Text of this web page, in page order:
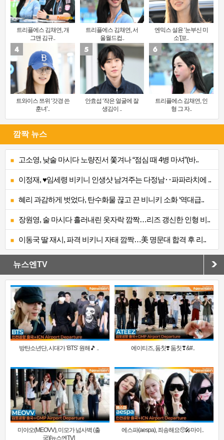
트리플에스 김채연, 개
그맨 김규..
트리플에스 김채연, 서
울월드컵..
엔믹스 설윤 ‘눈부신 미
소’[포..
트와이스 쯔위 ‘갓경 쓴
훈녀’..
안효섭 ‘작은 얼굴에 잘
생김이 ..
트리플에스 김채연, 인
형 그 자..
깜짝 뉴스
고소영, 낮술 마시다 노량진서 쫓겨나 “점심 때 4병 마셔”(바..
이정재, ♥임세령 비키니 인생샷 남겨주는 다정남‥파파라치에 ..
혜리 과감하게 벗었다, 탄수화물 끊고 끈 비니키 소화 ‘역대급..
장원영, 술 마시다 흘러내린 옷자락 깜짝…리즈 갱신한 인형 비..
이동국 딸 재시, 파격 비키니 자태 깜짝…美 명문대 합격 후 리..
뉴스엔TV
방탄소년단, 시대가 ‘BTS’ 원해🎵 .. 에이티즈, 둠칫❣️ 둠칫❣&#..
미야오(MEOVV), 미모가 넘사벽 (출
국)[뉴스엔TV]
에스파(aespa), 죄송해요🥺🎤마이..